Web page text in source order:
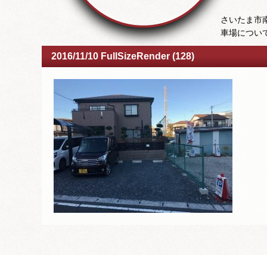
さいたま市
車場につい
2016/11/10 FullSizeRender (128)